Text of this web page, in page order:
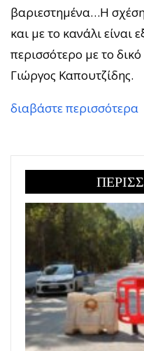
βαριεστημένα…Η
και με το κανάλι είναι
περισσότερο με το
Γιώργος Καπουτζίδης.
διαβάστε περισσότερα